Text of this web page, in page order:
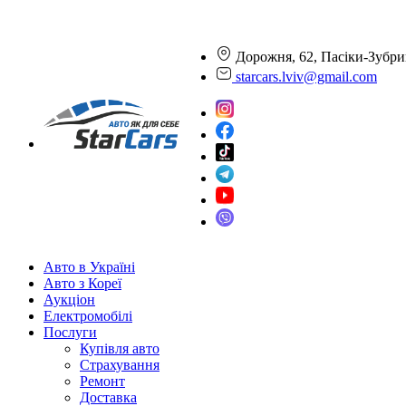
Дорожня, 62, Пасіки-
starcars.lviv@gmail.com
Авто в Україні
Авто з Кореї
Аукціон
Електромобілі
Послуги
Купівля авто
Страхування
Ремонт
Доставка